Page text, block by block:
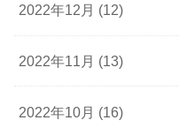
2022年12月 (12)
2022年11月 (13)
2022年10月 (16)